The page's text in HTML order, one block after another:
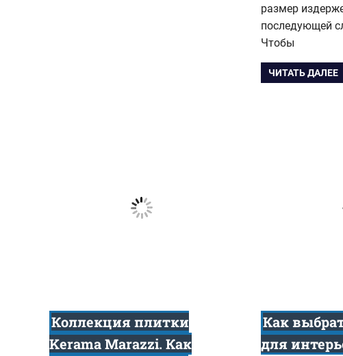
размер
последующей
Чтобы
ЧИТАТЬ ДАЛЕЕ
Коллекция плитки
Kerama Marazzi. Как
Как
для